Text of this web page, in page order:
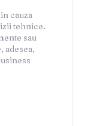
cauza
tehnice.
sau
adesea,